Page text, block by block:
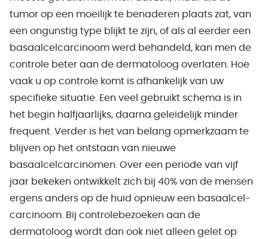
tumor op een moeilijk te benaderen plaats zat, van
een ongunstig type blijkt te zijn, of als al eerder een
basaalcelcarcinoom werd behandeld, kan men de
controle beter aan de dermatoloog overlaten. Hoe
vaak u op controle komt is afhankelijk van uw
specifieke situatie. Een veel gebruikt schema is in
het begin halfjaarlijks, daarna geleidelijk minder
frequent. Verder is het van belang opmerkzaam te
blijven op het ontstaan van nieuwe
basaalcelcarcinomen. Over een periode van vijf
jaar bekeken ontwikkelt zich bij 40% van de mensen
ergens anders op de huid opnieuw een basaalcel-
carcinoom. Bij controlebezoeken aan de
dermatoloog wordt dan ook niet alleen gelet op